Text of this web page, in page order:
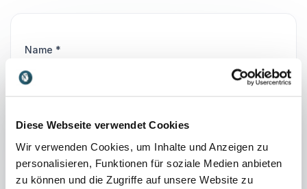
Diese Webseite verwendet Cookies
Wir verwenden Cookies, um Inhalte und Anzeigen zu
personalisieren, Funktionen für soziale Medien anbieten
zu können und die Zugriffe auf unsere Website zu
Name *
Unternehmen